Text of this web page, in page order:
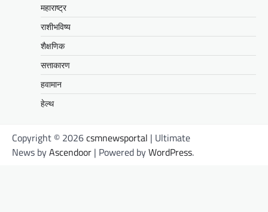
महाराष्ट्र
राशीभविष्य
शैक्षणिक
सत्ताकारण
हवामान
हेल्थ
Copyright © 2026csmnewsportal | Ultimate
News byAscendoor | Powered byWordPress.